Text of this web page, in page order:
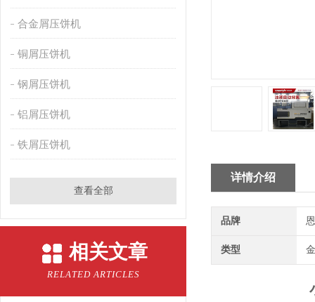
合金屑压饼机
铜屑压饼机
钢屑压饼机
铝屑压饼机
铁屑压饼机
查看全部
相关文章
RELATED ARTICLES
详情介绍
品牌
类型